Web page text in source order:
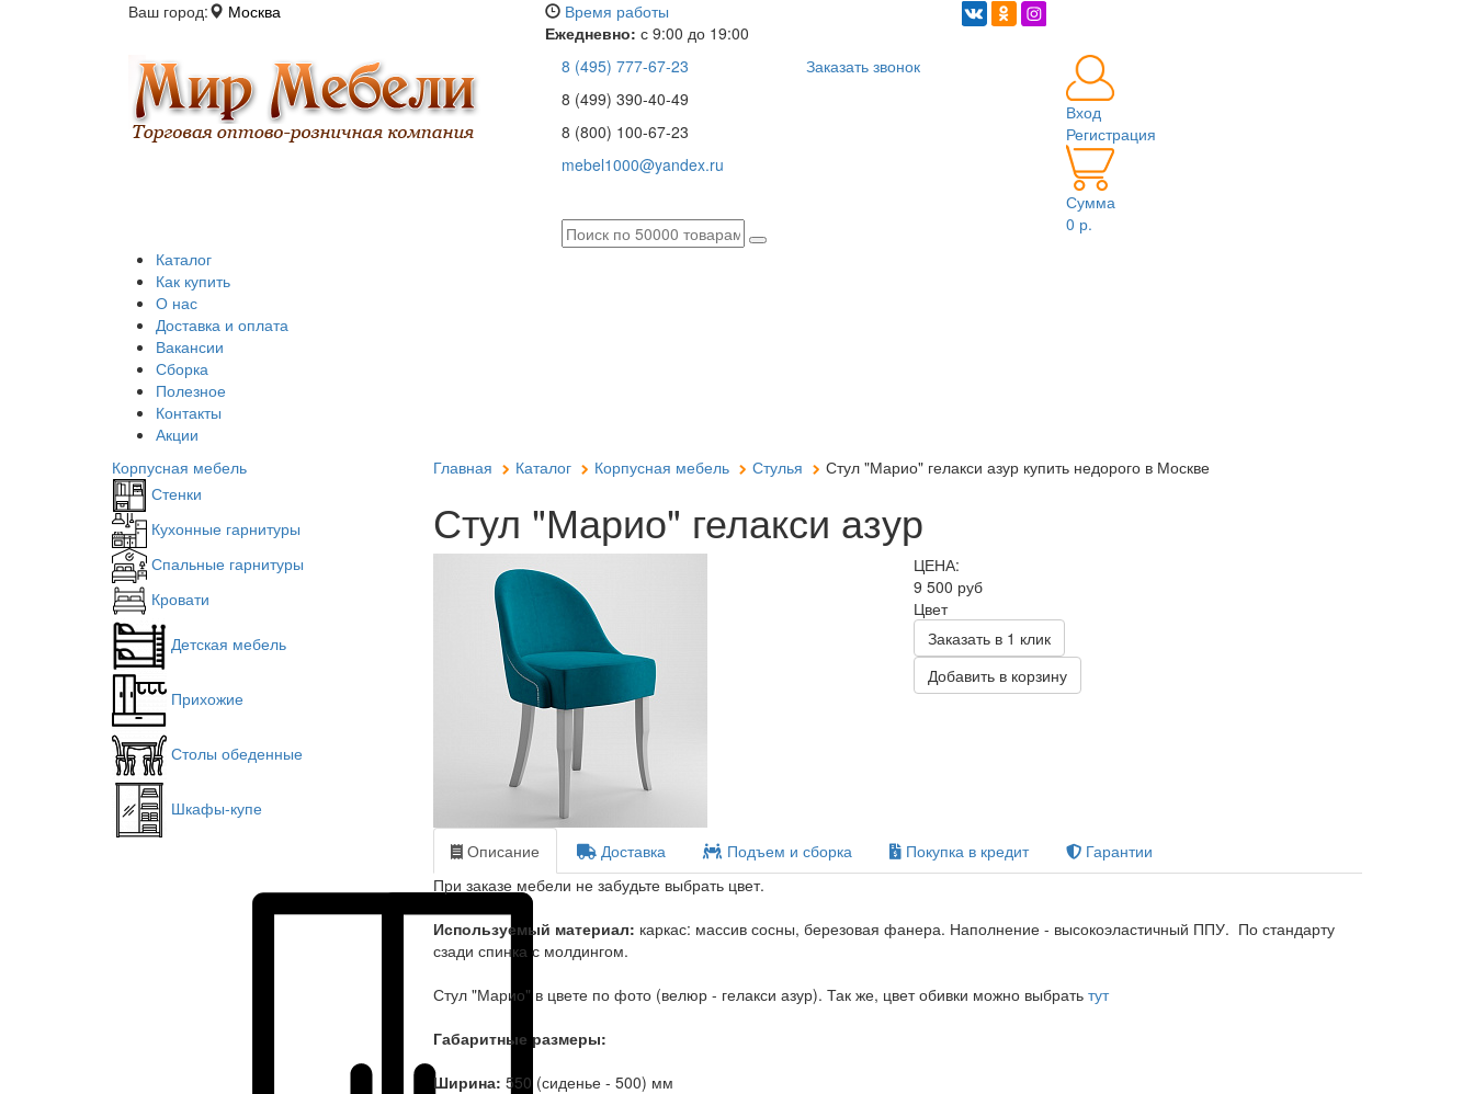
Ваш город: Москва
Время работы
Ежедневно: с 9:00 до 19:00
8 (495) 777-67-23
8 (499) 390-40-49
8 (800) 100-67-23
mebel1000@yandex.ru
Заказать звонок
Вход
Регистрация
Сумма
0 р.
Каталог
Как купить
О нас
Доставка и оплата
Вакансии
Сборка
Полезное
Контакты
Акции
Корпусная мебель
Стенки
Кухонные гарнитуры
Спальные гарнитуры
Кровати
Детская мебель
Прихожие
Столы обеденные
Шкафы-купе
Главная Каталог Корпусная мебель Стулья Стул "Марио" гелакси азур купить недорого в Москве
Стул "Марио" гелакси азур
ЦЕНА:
9 500 руб
Цвет
Заказать в 1 клик
Добавить в корзину
Описание Доставка Подъем и сборка Покупка в кредит
Гарантии
При заказе мебели не забудьте выбрать цвет.
Используемый материал: каркас: массив сосны, березовая фанера. Наполнение - высокоэластичный ППУ. По стандарту
сзади спинка с молдингом.
Стул "Марио" в цвете по фото (велюр - гелакси азур). Так же, цвет обивки можно выбрать тут
Габаритные размеры:
Ширина: 550 (сиденье - 500) мм